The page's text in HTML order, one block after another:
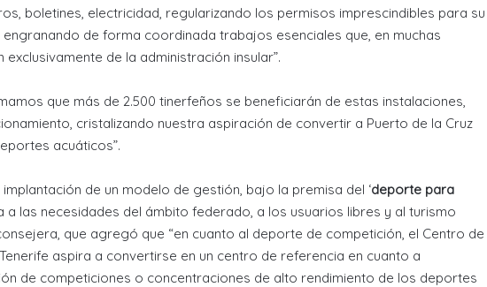
boletines, electricidad, regularizando los permisos imprescindibles para su
de forma coordinada trabajos esenciales que, en muchas
de la administración insular”.
que más de 2.500 tinerfeños se beneficiarán de estas instalaciones,
cristalizando nuestra aspiración de convertir a Puerto de la Cruz
acuáticos”.
de un modelo de gestión, bajo la premisa del ‘deporte para
a las necesidades del ámbito federado, a los usuarios libres y al turismo
que agregó que “en cuanto al deporte de competición, el Centro de
aspira a convertirse en un centro de referencia en cuanto a
de competiciones o concentraciones de alto rendimiento de los deportes